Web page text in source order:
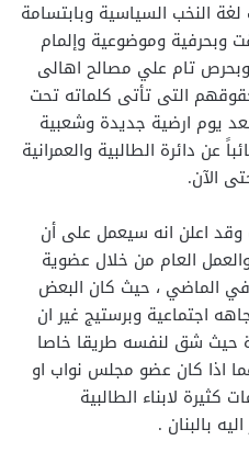
النخب السياسية وبابتسامة
وبحرفية وموضوعية وإلمام
تام علي مصالح اهالى
التى تأتى كلماته تحت
يوم ارضية جديدة وشعبية
عن دائرة الطالبية والعمرانية
اعلن انه سيعمل على أن
العام من خلال عضوية
الماضي ، حيث كان البعض
اجتماعية وبرستيج غير ان
حيث شق لنفسه طريقا خاصا
اذا كان عضو مجلس نواب او
لابناء الطالبية
بالبنان .